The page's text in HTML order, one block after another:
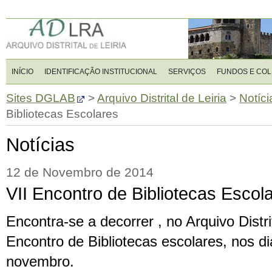
INÍCIO IDENTIFICAÇÃO INSTITUCIONAL SERVIÇOS FUNDOS E
Sites DGLAB >Arquivo Distrital de Leiria >
Bibliotecas Escolares
Notícias
12 de Novembro de 2014
VII Encontro de Bibliotecas
Encontra-se a decorrer , no Arquivo
Encontro de Bibliotecas escolares, nos
novembro.